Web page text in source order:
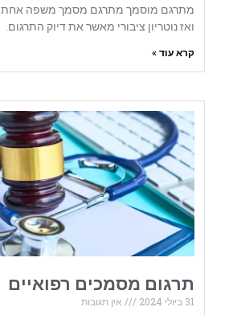
מתרגם מוסמך מתרגם מסמך משפה אחת
ואז נוטריון ציבורי מאשר את דיוק התרגום.
קרא עוד »
תרגום מסמכים רפואיים
31 ביולי 2024
אין תגובות